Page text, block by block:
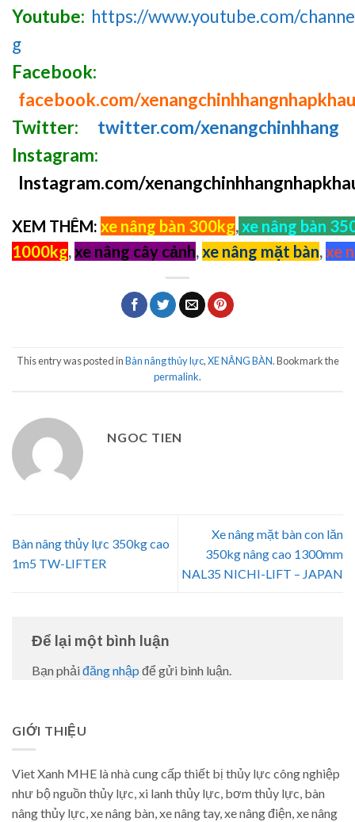
Youtube: https://www.youtube.com/
g
Facebook:
facebook.com/xenangchinhhangnhapkhau
Twitter:
twitter.com/xenangchinhhang
Instagram:
Instagram.com/
XEM THÊM: xe nâng bàn 300kg,xe nâng bàn
1000kg,xe nâng cây cảnh,xe nâng mặt bàn,xe
This entry was posted inBàn nâng thủy lực,XE NÂNG BÀN. Bookmark the
permalink.
NGOC TIEN
Bàn nâng thủy lực 350kg cao
1m5 TW-LIFTER
Xe nâng mặt bàn con lăn
350kg nâng cao 1300mm
NAL35 NICHI-LIFT – JAPAN
Để lại một bình luận
Bạn phải đăng nhập để gửi bình luận.
GIỚI THIỆU
Viet Xanh MHE là nhà cung cấp thiết bị thủy lực công nghiệp
như bộ nguồn thủy lực, xi lanh thủy lực, bơm thủy lực, bàn
nâng thủy lực, xe nâng bàn, xe nâng tay, xe nâng điện, xe nâng